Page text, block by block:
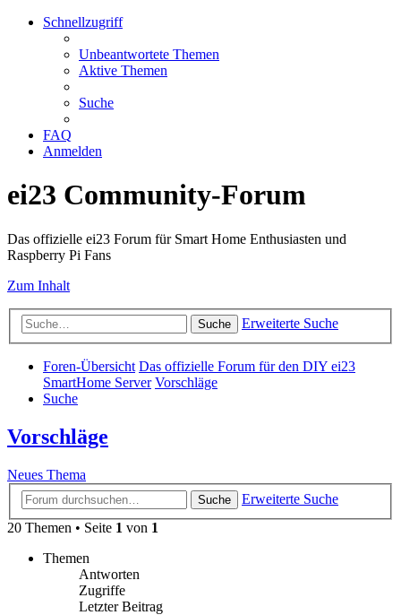
Schnellzugriff
Unbeantwortete Themen
Aktive Themen
Suche
FAQ
Anmelden
ei23 Community-Forum
Das offizielle ei23 Forum für Smart Home Enthusiasten und
Raspberry Pi Fans
Zum Inhalt
Suche Erweiterte Suche
Foren-Übersicht Das offizielle Forum für den DIY ei23
SmartHome Server Vorschläge
Suche
Vorschläge
Neues Thema
Suche
Erweiterte Suche
20 Themen • Seite 1 von 1
Themen
Antworten
Zugriffe
Letzter Beitrag